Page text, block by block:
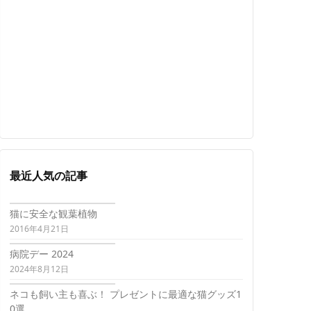
最近人気の記事
猫に安全な観葉植物
2016年4月21日
病院デー 2024
2024年8月12日
ネコも飼い主も喜ぶ！ プレゼントに最適な猫グッズ1